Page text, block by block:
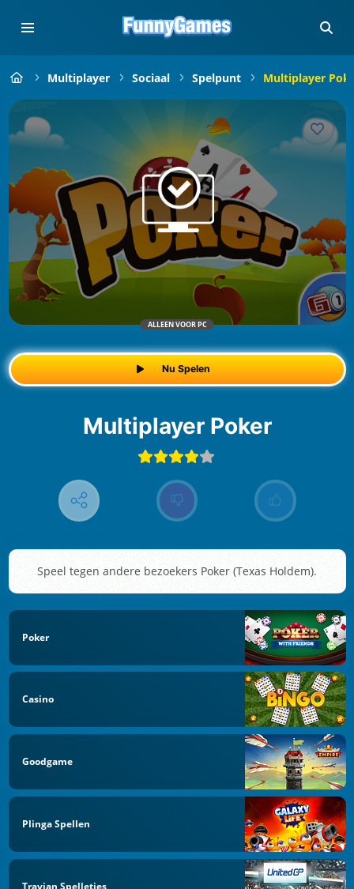
Multiplayer Sociaal Spelpunt Multiplayer
ALLEEN VOOR PC
Nu Spelen
Multiplayer Poker
Speel tegen andere bezoekers Poker (Texas Holdem).
Poker
Casino
Goodgame
Plinga Spellen
Travian Spelletjes